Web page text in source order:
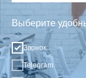
Выберите
Звонок
Telegram